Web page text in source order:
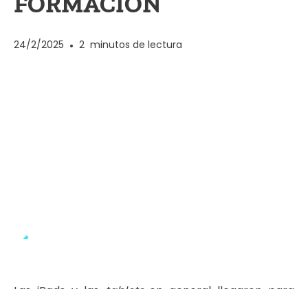
24/2/2025 • 2 minutos de lectura